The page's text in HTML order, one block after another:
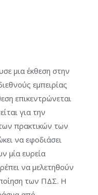
μια έκθεση στην
εμπειρίας
επικεντρώνεται
για την
πρακτικών των
να εφοδιάσει
μία ευρεία
να μελετηθούν
των ΠΔΣ. Η